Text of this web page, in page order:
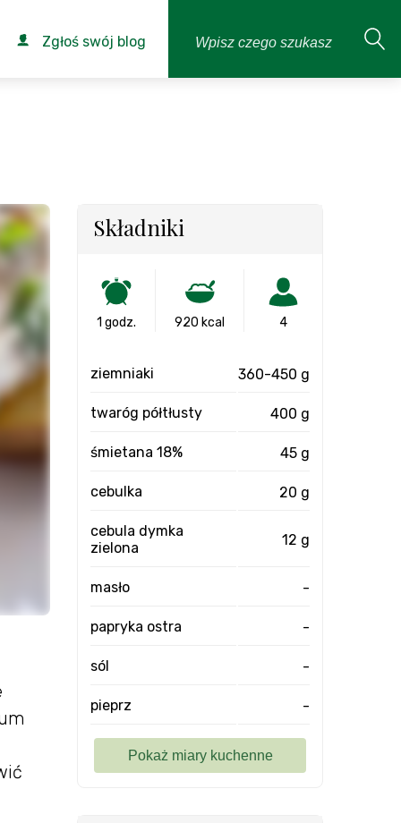
Zgłoś swój blog
Składniki
1 godz. 920 kcal 4
ziemniaki 360-450 g
twaróg półtłusty 400 g
śmietana 18% 45 g
cebulka 20 g
cebula dymka
zielona
12 g
masło -
papryka ostra -
sól -
pieprz -